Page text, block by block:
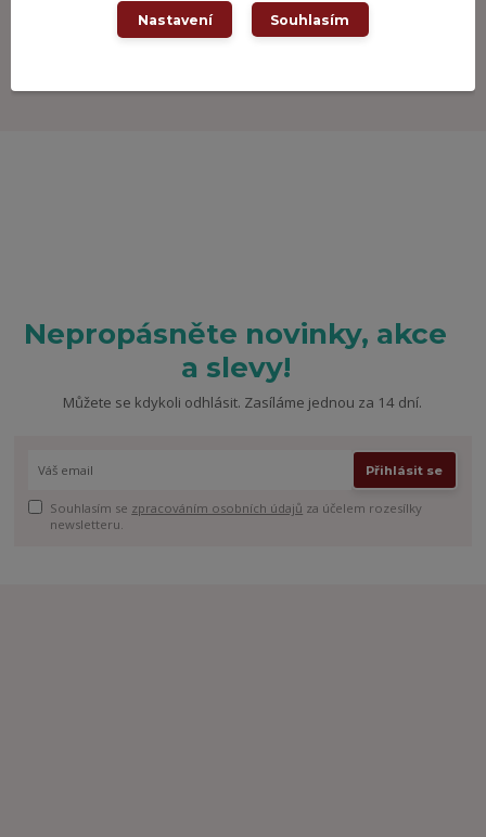
Zboží zařazeno v kategoriích
Nepropásněte novinky, akce
a slevy!
Můžete se kdykoli odhlásit. Zasíláme jednou za 14 dní.
Přihlásit se
Souhlasím se zpracováním osobních údajů za účelem rozesílky
newsletteru.
Nastavení Souhlasím